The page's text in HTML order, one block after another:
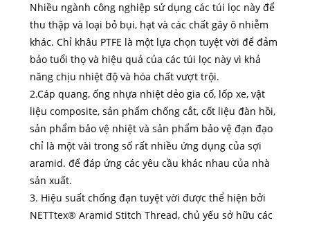
Nhiều ngành công nghiệp sử dụng các túi lọc này để
thu thập và loại bỏ bụi, hạt và các chất gây ô nhiễm
khác. Chỉ khâu PTFE là một lựa chọn tuyệt vời để đảm
bảo tuổi thọ và hiệu quả của các túi lọc này vì khả
năng chịu nhiệt độ và hóa chất vượt trội.
2.Cáp quang, ống nhựa nhiệt dẻo gia cố, lốp xe, vật
liệu composite, sản phẩm chống cắt, cốt liệu đàn hồi,
sản phẩm bảo vệ nhiệt và sản phẩm bảo vệ đạn đạo
chỉ là một vài trong số rất nhiều ứng dụng của sợi
aramid. để đáp ứng các yêu cầu khác nhau của nhà
sản xuất.
3. Hiệu suất chống đạn tuyệt vời được thể hiện bởi
NETTtex® Aramid Stitch Thread, chủ yếu sở hữu các